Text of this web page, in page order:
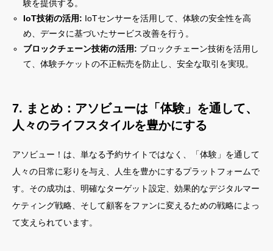
験を提供する。
IoT技術の活用: IoTセンサーを活用して、体験の安全性を高
め、データに基づいたサービス改善を行う。
ブロックチェーン技術の活用: ブロックチェーン技術を活用し
て、体験チケットの不正転売を防止し、安全な取引を実現。
7. まとめ：アソビューは「体験」を通して、
人々のライフスタイルを豊かにする
アソビュー！は、単なる予約サイトではなく、「体験」を通して
人々の日常に彩りを与え、人生を豊かにするプラットフォームで
す。その成功は、明確なターゲット設定、効果的なデジタルマー
ケティング戦略、そして顧客をファンに変えるための戦略によっ
て支えられています。